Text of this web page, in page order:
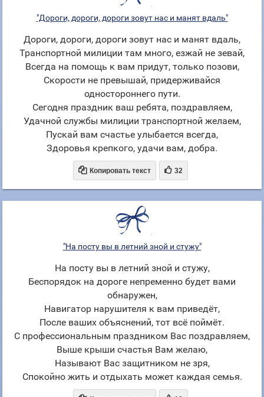
"Дороги, дороги, дороги зовут нас и манят вдаль"
Дороги, дороги, дороги зовут нас и манят вдаль,
Транспортной милиции там много, езжай не зевай,
Всегда на помощь к вам придут, только позови,
Скорости не превышай, придерживайся
одностороннего пути.
Сегодня праздник ваш ребята, поздравляем,
Удачной службы милиции транспортной желаем,
Пускай вам счастье улыбается всегда,
Здоровья крепкого, удачи вам, добра.
 Копировать текст  32
"На посту вы в летний зной и стужу"
На посту вы в летний зной и стужу,
Беспорядок на дороге непременно будет вами
обнаружен,
Навигатор нарушителя к вам приведёт,
После ваших объяснений, тот всё поймёт.
С профессиональным праздником Вас поздравляем,
Выше крыши счастья Вам желаю,
Называют Вас защитником не зря,
Спокойно жить и отдыхать может каждая семья.